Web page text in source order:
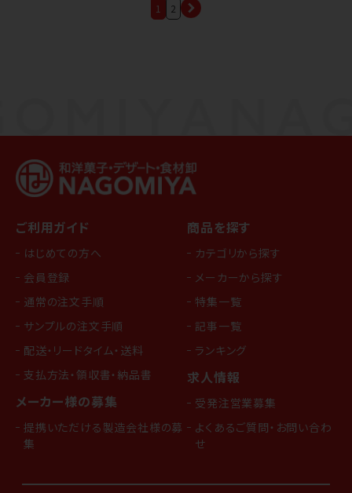
1 2
ご利用ガイド
はじめての方へ
会員登録
通常の注文手順
サンプルの注文手順
配送・リードタイム・送料
支払方法・領収書・納品書
メーカー様の募集
提携いただける製造会社様の募
集
商品を探す
カテゴリから探す
メーカーから探す
特集一覧
記事一覧
ランキング
求人情報
受発注営業募集
よくあるご質問・お問い合わ
せ